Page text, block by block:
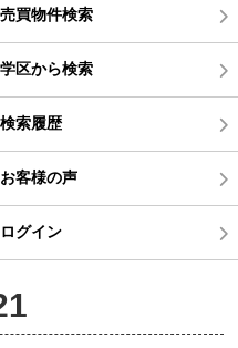
売買物件検索
学区から検索
検索履歴
お客様の声
ログイン